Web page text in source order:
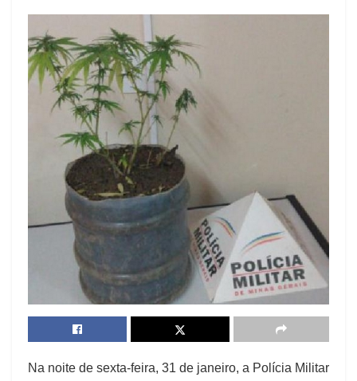
Na noite de sexta-feira, 31 de janeiro, a Polícia Militar